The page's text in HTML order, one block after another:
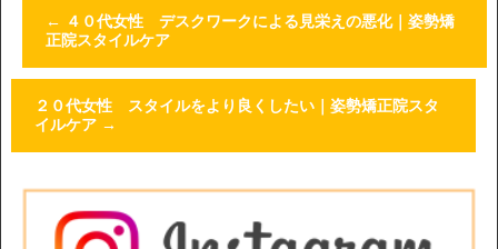
← ４０代女性 デスクワークによる見栄えの悪化｜姿勢矯
正院スタイルケア
２０代女性 スタイルをより良くしたい｜姿勢矯正院スタ
イルケア →